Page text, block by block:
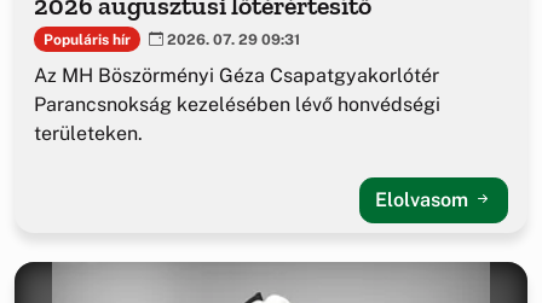
Populáris hír 2026. 07. 29 09:31
Az MH Böszörményi Géza Csapatgyakorlótér
Parancsnokság kezelésében lévő honvédségi
területeken.
Elolvasom